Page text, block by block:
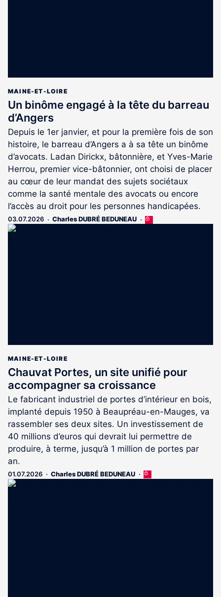
MAINE-ET-LOIRE
Un binôme engagé à la tête du barreau
d’Angers
Depuis le 1er janvier, et pour la première fois de son
histoire, le barreau d’Angers a à sa tête un binôme
d’avocats. Ladan Dirickx, bâtonnière, et Yves-Marie
Herrou, premier vice-bâtonnier, ont choisi de placer
au cœur de leur mandat des sujets sociétaux
comme la santé mentale des avocats ou encore
l’accès au droit pour les personnes handicapées.
03.07.2026 Charles DUBRÉ BEDUNEAU
Cet
MAINE-ET-LOIRE
Chauvat Portes, un site unifié pour
accompagner sa croissance
Le fabricant industriel de portes d’intérieur en bois,
implanté depuis 1950 à Beaupréau-en-Mauges, va
rassembler ses deux sites. Un investissement de
40 millions d’euros qui devrait lui permettre de
produire, à terme, jusqu’à 1 million de portes par
an.
01.07.2026 Charles DUBRÉ BEDUNEAU
Cet